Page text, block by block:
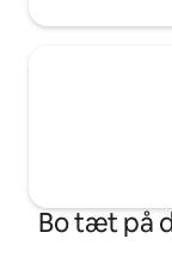
Bo tæt på